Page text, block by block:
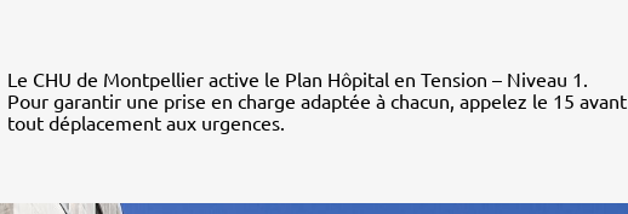
Le CHU de Montpellier active le Plan Hôpital en Tension – Niveau 1.
Pour garantir une prise en charge adaptée à chacun, appelez le 15 avant
tout déplacement aux urgences.